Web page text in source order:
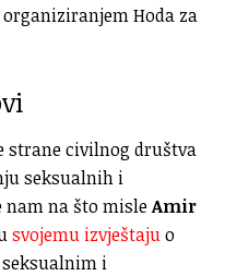
Hoda za
strane civilnog društva
seksualnih i
nam na što misleAmir
svojemu izvještajuo
i